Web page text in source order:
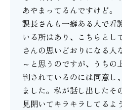
あやまってるんですけど。
課長さんも一癖ある人で看
いる所はあり、こちらとし
さんの思いどおりになる人
～と思うのですが、うちの
判されているのには同意し
ました。私が話し出したそ
見開いてキラキラしてるよ